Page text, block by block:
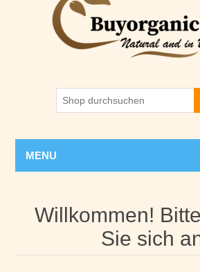
MENU
Willkommen!
Sie sich